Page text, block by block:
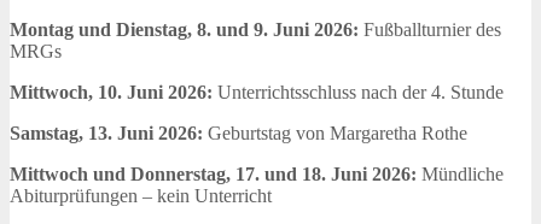
Montag und Dienstag, 8. und 9. Juni 2026: Fußballturnier des
MRGs
Mittwoch, 10. Juni 2026: Unterrichtsschluss nach der 4. Stunde
Samstag, 13. Juni 2026: Geburtstag von Margaretha Rothe
Mittwoch und Donnerstag, 17. und 18. Juni 2026: Mündliche
Abiturprüfungen – kein Unterricht